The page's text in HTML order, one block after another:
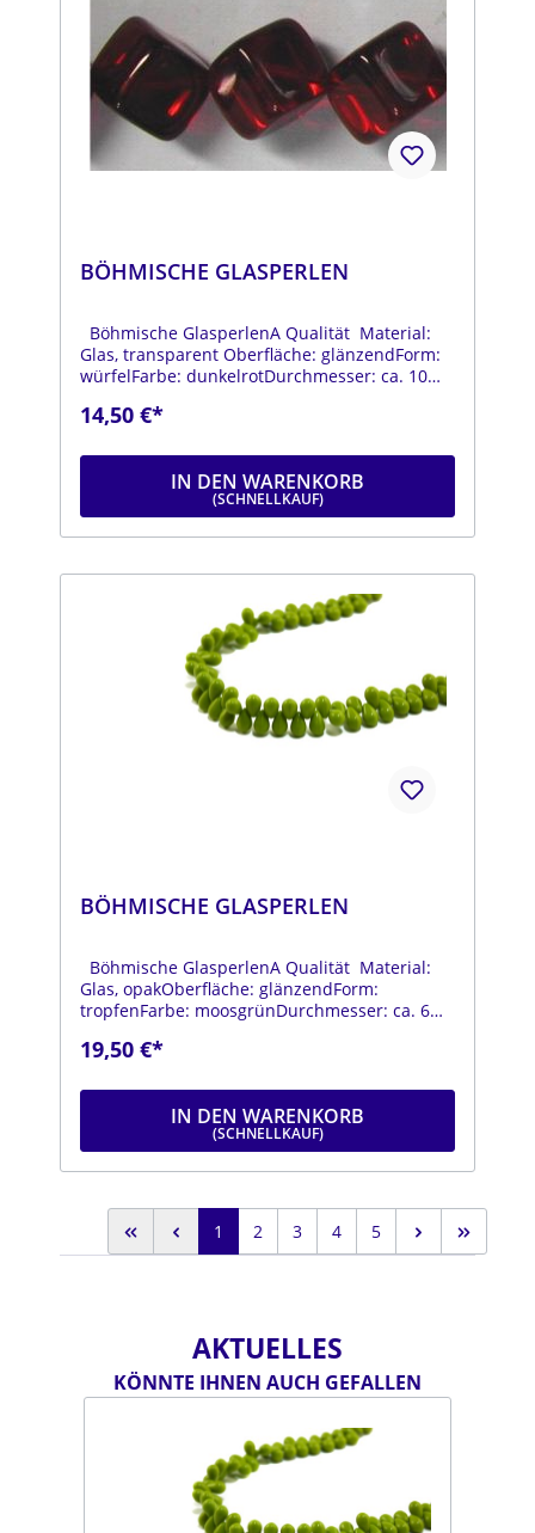
BÖHMISCHE GLASPERLEN
Böhmische GlasperlenA Qualität Material:
Glas, transparent Oberfläche: glänzendForm:
würfelFarbe: dunkelrotDurchmesser: ca. 10
14,50 €*
IN DEN WARENKORB
BÖHMISCHE GLASPERLEN
Böhmische GlasperlenA Qualität Material:
Glas, opakOberfläche: glänzendForm:
tropfenFarbe: moosgrünDurchmesser: ca. 6
19,50 €*
IN DEN WARENKORB
1 2 3 4 5
AKTUELLES
KÖNNTE IHNEN AUCH GEFALLEN